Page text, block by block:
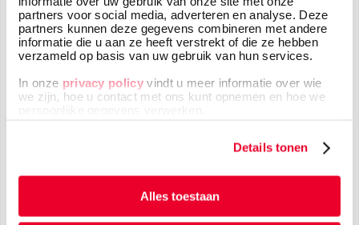
partners voor social media, adverteren en analyse. Deze
partners kunnen deze gegevens combineren met andere
informatie die u aan ze heeft verstrekt of die ze hebben
verzameld op basis van uw gebruik van hun services.
In onze privacy policy vindt u meer informatie over wie
we zijn, hoe u contact met ons kunt opnemen en hoe we
Details tonen
Alles toestaan
Telefoonnummer*